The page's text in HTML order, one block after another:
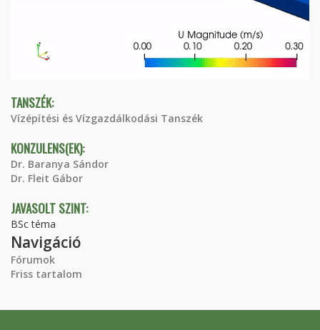
TANSZÉK:
Vízépítési és Vízgazdálkodási Tanszék
KONZULENS(EK):
Dr. Baranya Sándor
Dr. Fleit Gábor
JAVASOLT SZINT:
BSc téma
Navigáció
Fórumok
Friss tartalom